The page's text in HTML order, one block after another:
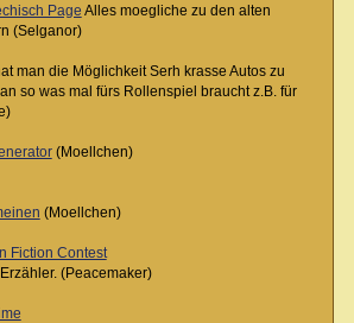
Page Alles moegliche zu den alten
(Selganor)
die Möglichkeit Serh krasse Autos zu
so was mal fürs Rollenspiel braucht z.B. für
(Moellchen)
(Moellchen)
Fiction Contest
(Peacemaker)